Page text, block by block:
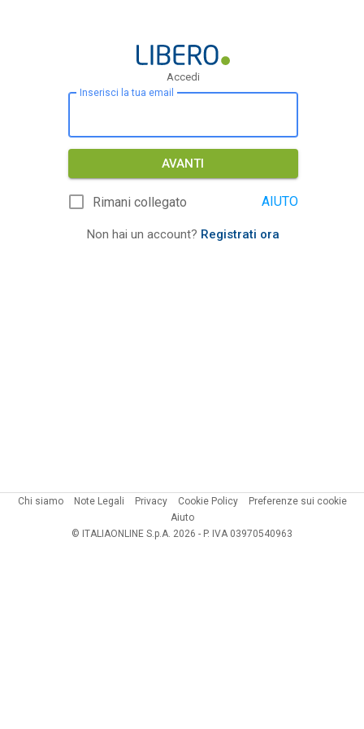
Accedi
Inserisci la tua email
AVANTI
Rimani collegato AIUTO
Non hai un account? Registrati ora
Chi siamo Note Legali Privacy Cookie Policy
Preferenze sui cookie
Aiuto
© ITALIAONLINE S.p.A. 2026 - P. IVA 03970540963